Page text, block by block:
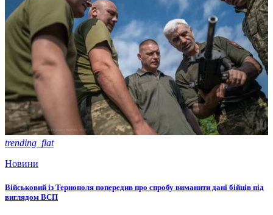
trending_flat
Новини
Військовий із Тернополя попередив про спробу виманити дані бійців під
виглядом ВСП